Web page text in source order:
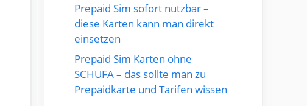
Prepaid Sim sofort nutzbar –
diese Karten kann man direkt
einsetzen
Prepaid Sim Karten ohne
SCHUFA – das sollte man zu
Prepaidkarte und Tarifen wissen